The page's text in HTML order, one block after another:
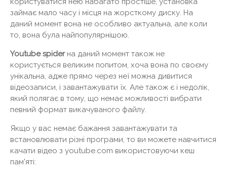
займає мало часу і місця на жорсткому диску. На
даний момент вона не особливо актуальна, але коли
то, вона була найпопулярнішою.
Youtube spiderна даний момент також не
користується великим попитом, хоча вона по своєму
унікальна, адже прямо через неї можна дивитися
відеозаписи, і завантажувати їх. Але також є і недолік,
який полягає в тому, що немає можливості вибрати
певний формат викачуваного файлу.
Якщо у вас немає бажання завантажувати та
встановлювати різні програми, то ви можете навчитися
качати відео з youtube.com використовуючи кеш
пам'яті: